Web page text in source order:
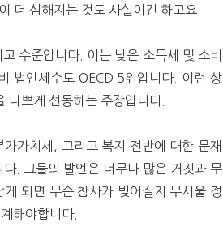
더 심해지는 것도 사실이긴 하고요.
수준입니다. 이는 낮은 소득세 및 소비
법인세수도 OECD 5위입니다. 이런 상
나쁘게 선동하는 주장입니다.
가치세, 그리고 복지 전반에 대한 문재
. 그들의 발언은 너무나 많은 거짓과 무
되면 무슨 참사가 빚어질지 무서울 정
해야합니다.